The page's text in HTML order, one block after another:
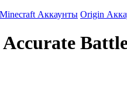
Minecraft Аккаунты Origin